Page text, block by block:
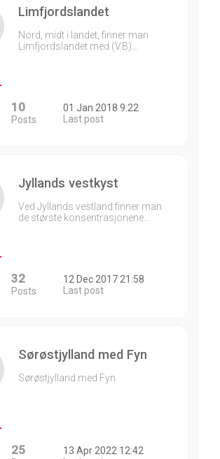
Limfjordslandet
Nord, midt i landet, finner man
Limfjordslandet med (V.B)…
10
Posts
01 Jan 2018 9:22
Last post
Jyllands vestkyst
Ved Jyllands vestland finner man
de største konsentrasjonene…
32
Posts
12 Dec 2017 21:58
Last post
Sørøstjylland med Fyn
Sørøstjylland med Fyn
25
13 Apr 2022 12:42